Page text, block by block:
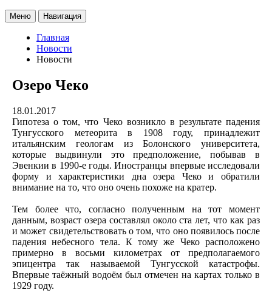
Меню Навигация
Главная
Новости
Новости
Озеро Чеко
18.01.2017
Гипотеза о том, что Чеко возникло в результате падения
Тунгусского метеорита в 1908 году, принадлежит
итальянским геологам из Болонского университета,
которые выдвинули это предположение, побывав в
Эвенкии в 1990-е годы. Иностранцы впервые исследовали
форму и характеристики дна озера Чеко и обратили
внимание на то, что оно очень похоже на кратер.
Тем более что, согласно полученным на тот момент
данным, возраст озера составлял около ста лет, что как раз
и может свидетельствовать о том, что оно появилось после
падения небесного тела. К тому же Чеко расположено
примерно в восьми километрах от предполагаемого
эпицентра так называемой Тунгусской катастрофы.
Впервые таёжный водоём был отмечен на картах только в
1929 году.